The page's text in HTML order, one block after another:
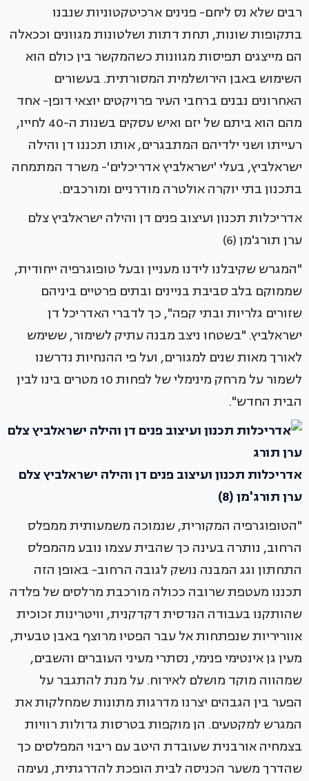
רבים שלא נס ליחם- פנינים ארכיטקטוניות שנבנו
בתקופות שונות, תחת דתות ושלטונות מגוונים וככאלה
הם מייצגים תפיסות מגוונות כשהמקשר בין כולם הוא
השימוש באבן הירושלמית המסורתית. בעשורים
האחרונים נבנים ברחבי העיר פרויקטים יוצאי דופן- אחד
מהם הוא ביתם של יזם ואיש עסקים בשנות ה-40 לחייו,
רעייתו ושני ילדיהם המתבגרים, אותו תכננו דן והילה
ישראלביץ, בעלי 'ישראלביץ אדריכלים'- משרד המתמחה
בתכנון בתי יוקרה אולטרה מודרניים ומורכבים.
אדריכלות תכנון ועיצוב פנים דן והילה ישראלביץ צלם
ערן תורג'מן (6)
"המגרש שקיבלנו לידנו מעניין ובעל טופוגרפיה ייחודית,
שממוקם בלב סביבת בניינים ובתים פרטיים ביניהם
שזורים גלריות ובתי קפה", כך לדברי האדריכל דן
ישראלביץ. "בשטחו ניצב מבנה עתיק לשימור, ששימש
לאורך מאות שנים למגורים, ועל פי ההנחיות נדרשנו
לשמור על מרחק מינימלי של לפחות 10 מטרים בינו לבין
הבית החדש".
אדריכלות תכנון ועיצוב פנים דן והילה ישראלביץ צלם
ערן תורג'מן (8)
"הטופוגרפיה המקורית, שנמוכה משמעותית ממפלס
הרחוב, נותרה בעינה כך שהבית עצמו נובע מהמפלס
התחתון וגג המבנה נושק לגובה הרחוב- באופן הזה
תכננו מעטפת שרובה ככולה מורכבת מרלסים של פלדה
שהותקנו בעבודה הנדסית דקדקנית, וויטרינות זכוכית
אווריריות שנפתחות אל עבר הפטיו מרוצף באבן טבעית,
מעין גן אינטימי פנימי, נסתרי מעיני העוברים והשבים,
שמהווה מוקד מושלם לאירוח. על מנת להתגבר על
הפער בין הגבהים יצרנו מדרגות מתונות שמחלקות את
המגרש למקטעים. הן מוקפות בטרסות גדולות רוויות
בצמחיה אורבנית שעובדת היטב עם ריבוי המפלסים כך
שהדרך משער הכניסה לבית הופכת להדרגתית, נעימה